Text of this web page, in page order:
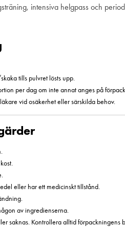
intensiva helgpass och
tills pulvret lösts upp.
per dag om inte annat anges på
vid osäkerhet eller särskilda behov.
eller har ett medicinskt tillstånd.
av ingredienserna.
saknas. Kontrollera alltid förpackningens